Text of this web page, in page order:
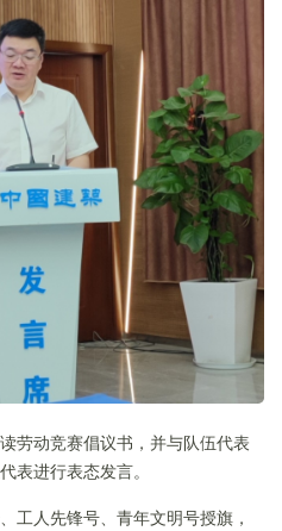
劳动竞赛倡议书，并与队伍代表
表进行表态发言。
工人先锋号、青年文明号授旗，